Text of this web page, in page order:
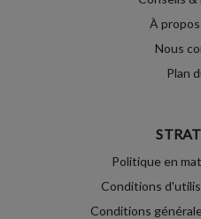
À
Nous
Plan
Politique en
Conditions
Conditions